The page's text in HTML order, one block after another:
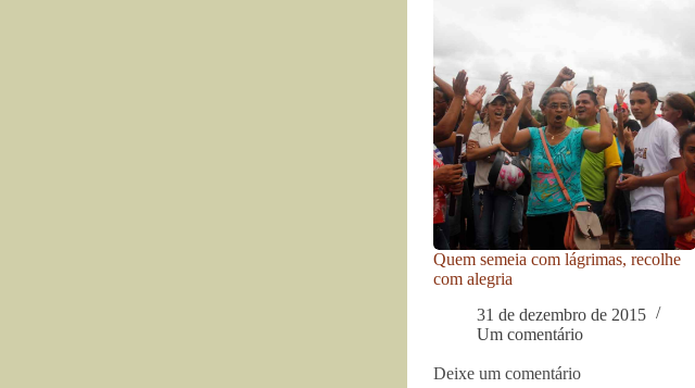
Quem semeia com lágrimas, recolhe
com alegria
31 de dezembro de 2015
Um comentário
Deixe um comentário